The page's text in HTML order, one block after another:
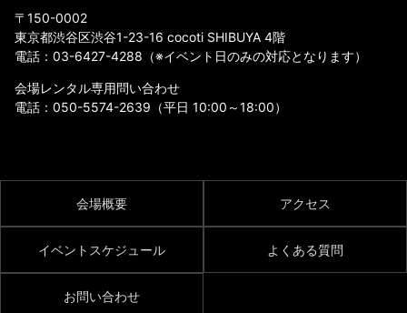
〒150-0002
東京都渋谷区渋谷1-23-16 cocoti SHIBUYA 4階
電話： 03-6427-4288 （※イベント日のみの対応となります）
会場レンタル専用問い合わせ
電話： 050-5574-2639 （平日 10:00～18:00）
会場概要 アクセス
イベントスケジュール よくある質問
お問い合わせ